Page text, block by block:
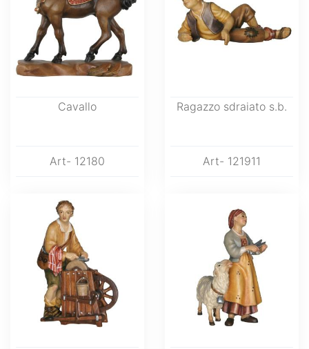
Cavallo
Art- 12180
Ragazzo sdraiato s.b.
Art- 121911